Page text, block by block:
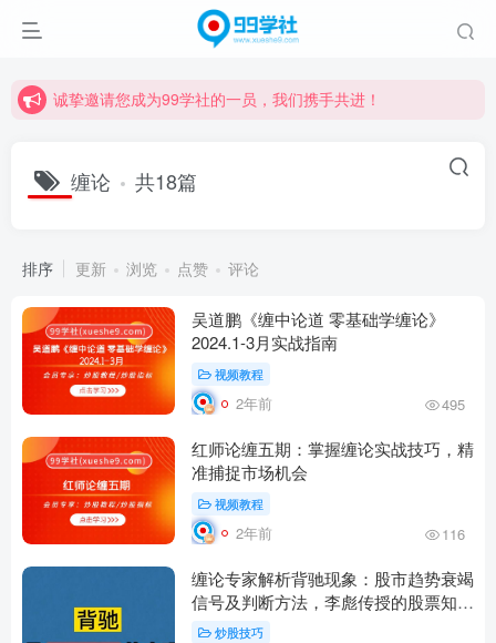
诚挚邀请您成为99学社的一员，我们携手共进！
诚挚邀请您成为99学社的一员，我们携手共进！
缠论 共18篇
排序 更新 浏览 点赞 评论
吴道鹏《缠中论道 零基础学缠论》
2024.1-3月实战指南
视频教程
2年前 495
红师论缠五期：掌握缠论实战技巧，精
准捕捉市场机会
视频教程
2年前 116
缠论专家解析背驰现象：股市趋势衰竭
信号及判断方法，李彪传授的股票知识
#缠师#缠中说禅#
炒股技巧